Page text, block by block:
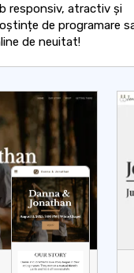
responsiv, atractiv și
de programare
de neuitat!